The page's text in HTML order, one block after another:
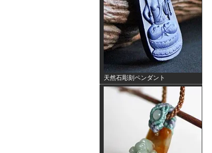
天然石彫刻ペンダント